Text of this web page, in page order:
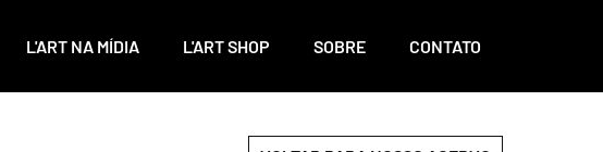
L'ART NA MÍDIA L'ART SHOP SOBRE CONTATO